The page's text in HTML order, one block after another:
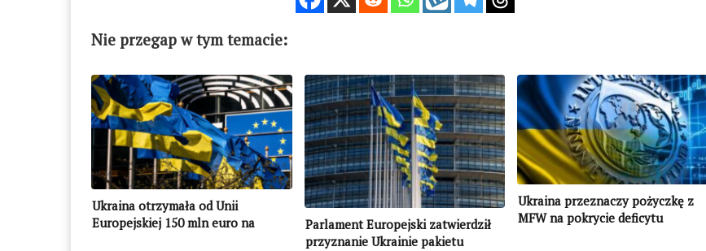
Nie przegap w tym temacie:
Ukraina otrzymała od Unii
Europejskiej 150 mln euro na
Parlament Europejski zatwierdził
przyznanie Ukrainie pakietu
Ukraina przeznaczy pożyczkę z
MFW na pokrycie deficytu